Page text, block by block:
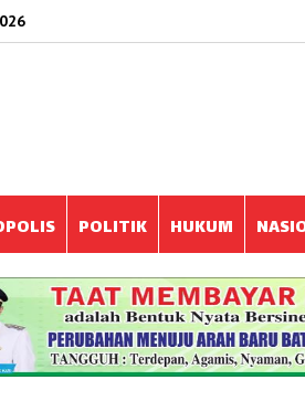
POLITIK HUKUM